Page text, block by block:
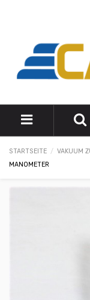
STARTSEITE VAKUUM
MANOMETER